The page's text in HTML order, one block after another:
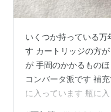
いくつか持っている万
す カートリッジの方
が 手間のかかるもの
コンバータ派です 補
に入っています 瓶に